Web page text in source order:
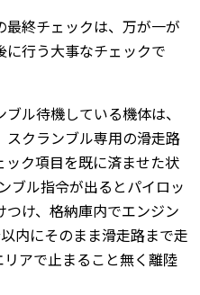
終チェックは、万が一が
行う大事なチェックで
ル待機している機体は、
クランブル専用の滑走路
ク項目を既に済ませた状
ブル指令が出るとパイロッ
つけ、格納庫内でエンジン
内にそのまま滑走路まで走
アで止まること無く離陸